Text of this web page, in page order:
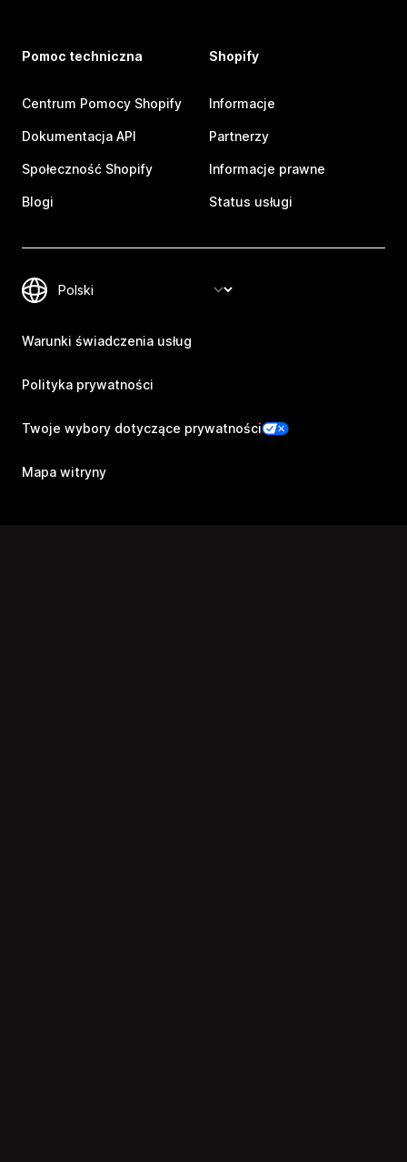
Pomoc techniczna
Centrum Pomocy Shopify
Dokumentacja API
Społeczność Shopify
Blogi
Shopify
Informacje
Partnerzy
Informacje prawne
Status usługi
Warunki świadczenia usług
Polityka prywatności
Twoje wybory dotyczące prywatności
Mapa witryny